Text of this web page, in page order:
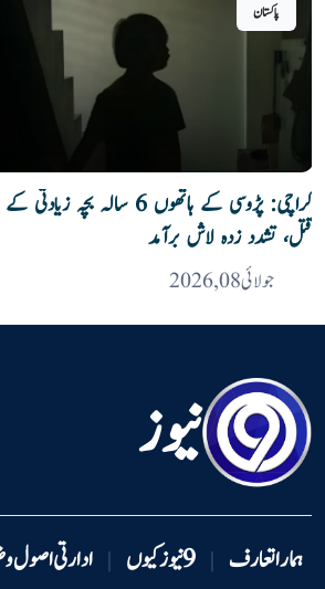
پاکستان
کراچی: پڑوسی کے ہاتھوں 6 سالہ بچہ
قتل، تشدد زدہ لاش برآمد
جولائی 08, 2026
نیوز
ہمارا تعارف | 9 نیوزکیوں | ادارتی اصول